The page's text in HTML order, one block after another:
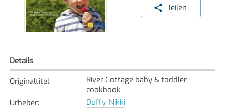
Teilen
Details
Originaltitel:
River Cottage baby & toddler
cookbook
Urheber:
Duffy, Nikki